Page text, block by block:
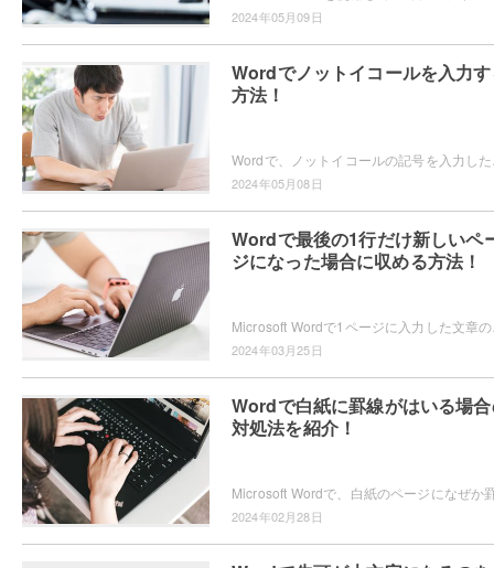
2024年05月09日
Wordでノットイコールを入力
方法！
2024年05月08日
Wordで最後の1行だけ新しいペ
ジになった場合に収める方法！
2024年03月25日
Wordで白紙に罫線がはいる場
対処法を紹介！
2024年02月28日